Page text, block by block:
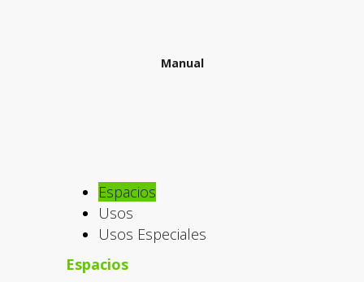
Manual
Espacios
Usos
Usos Especiales
Espacios